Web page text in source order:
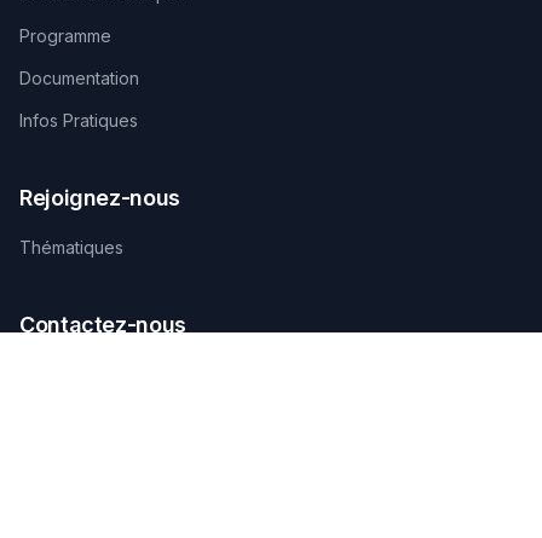
Programme
Documentation
Infos Pratiques
Rejoignez-nous
Thématiques
Contactez-nous